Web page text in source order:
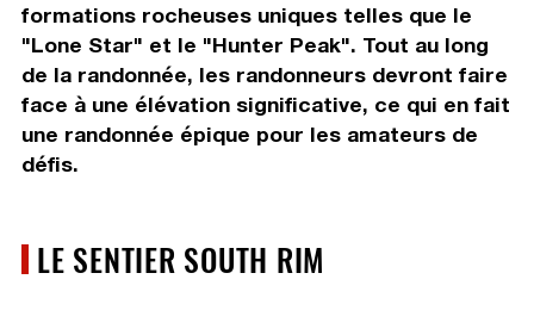
formations rocheuses uniques telles que le
"Lone Star" et le "Hunter Peak". Tout au long
de la randonnée, les randonneurs devront faire
face à une élévation significative, ce qui en fait
une randonnée épique pour les amateurs de
défis.
LE SENTIER SOUTH RIM